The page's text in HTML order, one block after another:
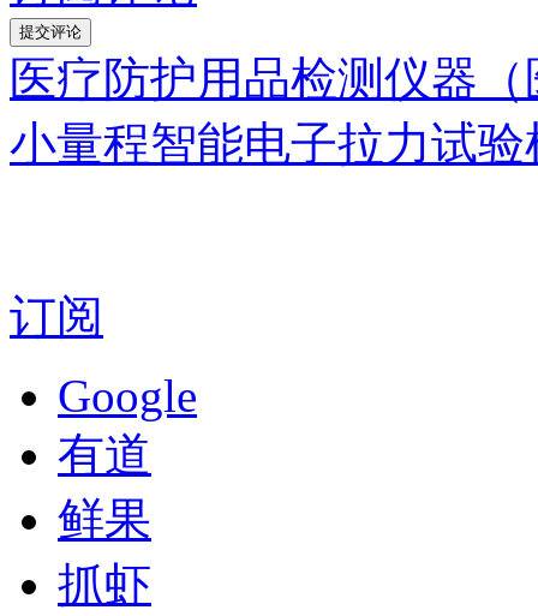
医疗防护用品检测仪器
小量程智能电子拉力试
订阅
Google
有道
鲜果
抓虾